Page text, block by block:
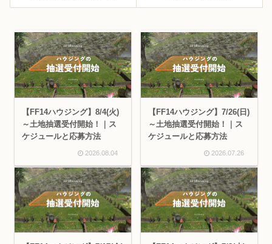
【FF14ハウジング】8/4(火)
～土地抽選受付開始！｜ス
ケジュールと応募方法
2026.08.04
【FF14ハウジング】7/26(日)
～土地抽選受付開始！｜ス
ケジュールと応募方法
2026.07.26